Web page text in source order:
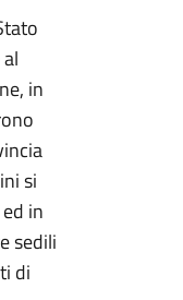
in
si
in
sedili
di